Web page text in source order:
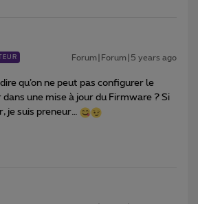
Forum|Forum|5 years ago
qu’on ne peut pas configurer le
dans une mise à jour du Firmware ? Si
je suis preneur…